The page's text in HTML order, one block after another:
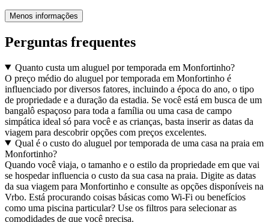
Menos informações
Perguntas frequentes
Quanto custa um aluguel por temporada em Monfortinho?
O preço médio do aluguel por temporada em Monfortinho é
influenciado por diversos fatores, incluindo a época do ano, o tipo
de propriedade e a duração da estadia. Se você está em busca de um
bangalô espaçoso para toda a família ou uma casa de campo
simpática ideal só para você e as crianças, basta inserir as datas da
viagem para descobrir opções com preços excelentes.
Qual é o custo do aluguel por temporada de uma casa na praia em
Monfortinho?
Quando você viaja, o tamanho e o estilo da propriedade em que vai
se hospedar influencia o custo da sua casa na praia. Digite as datas
da sua viagem para Monfortinho e consulte as opções disponíveis na
Vrbo. Está procurando coisas básicas como Wi-Fi ou benefícios
como uma piscina particular? Use os filtros para selecionar as
comodidades de que você precisa.